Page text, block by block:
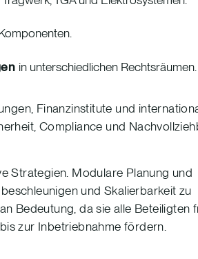
in unterschiedlichen Rechtsräumen.
Finanzinstitute und
Compliance und
Strategien. Modulare Planung und
und Skalierbarkeit zu
Bedeutung, da sie alle Beteiligten
zur Inbetriebnahme fördern.